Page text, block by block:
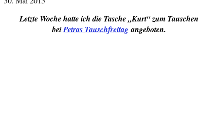
Letzte Woche hatte ich die Tasche „Kurt“ zum Tauschen
beiPetras Tauschfreitagangeboten.